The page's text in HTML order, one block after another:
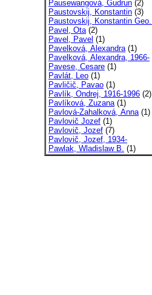
Pausewangová, Gudrun (2)
Paustovskij, Konstantin (3)
Paustovskij, Konstantin
Pavel, Ota(2)
Pavel, Pavel (1)
Pavelková, Alexandra(1)
Pavelková, Alexandra, 1966-
Pavese, Cesare (1)
Pavlát, Leo (1)
Pavličič, Pavao (1)
Pavlík, Ondrej, 1916-1996 (2)
Pavlíková, Zuzana(1)
Pavlová-Zahalková, Anna(1)
Pavlovič Jozef (1)
Pavlovič, Jozef (7)
Pavlovič, Jozef, 1934-
Pawlak, Wladislaw B. (1)